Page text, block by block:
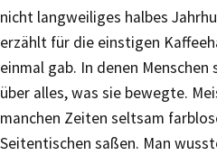
nicht langweiliges halbes
erzählt für die einstigen
einmal gab. In denen
über alles, was sie bewegte.
manchen Zeiten seltsam
Seitentischen saßen. Man